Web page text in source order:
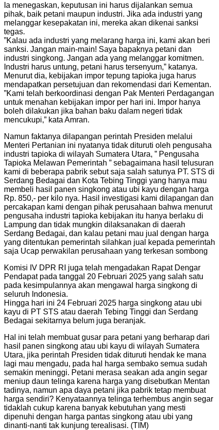
Ia menegaskan, keputusan ini harus dijalankan semua
pihak, baik petani maupun industri. Jika ada industri yang
melanggar kesepakatan ini, mereka akan dikenai sanksi
tegas.
”Kalau ada industri yang melarang harga ini, kami akan beri
sanksi. Jangan main-main! Saya bapaknya petani dan
industri singkong. Jangan ada yang melanggar komitmen.
Industri harus untung, petani harus tersenyum,” katanya.
Menurut dia, kebijakan impor tepung tapioka juga harus
mendapatkan persetujuan dan rekomendasi dari Kementan.
”Kami telah berkoordinasi dengan Pak Menteri Perdagangan
untuk menahan kebijakan impor per hari ini. Impor hanya
boleh dilakukan jika bahan baku dalam negeri tidak
mencukupi,” kata Amran.
Namun faktanya dilapangan perintah Presiden melalui
Menteri Pertanian ini nyatanya tidak dituruti oleh pengusaha
industri tapioka di wilayah Sumatera Utara, ” Pengusaha
Tapioka Melawan Pemerintah ” sebagaimana hasil telusuran
kami di beberapa pabrik sebut saja salah satunya PT. STS di
Serdang Bedagai dan Kota Tebing Tinggi yang hanya mau
membeli hasil panen singkong atau ubi kayu dengan harga
Rp. 850,- per kilo nya. Hasil investigasi kami dilapangan dan
percakapan kami dengan pihak perusahaan bahwa menurut
pengusaha industri tapioka kebijakan itu hanya berlaku di
Lampung dan tidak mungkin dilaksanakan di daerah
Serdang Bedagai, dan kalau petani mau jual dengan harga
yang ditentukan pemerintah silahkan jual kepada pemerintah
saja Ucap perwakilan perusahaan yang terkesan sombong
Komisi IV DPR RI juga telah mengadakan Rapat Dengar
Pendapat pada tanggal 20 Februari 2025 yang salah satu
pada kesimpulannya akan mengawal harga singkong di
seluruh Indonesia.
Hingga hari ini 24 Februari 2025 harga singkong atau ubi
kayu di PT STS atau daerah Tebing Tinggi dan Serdang
Bedagai sekitarnya belum juga beranjak.
Hal ini telah membuat gusar para petani yang berharap dari
hasil panen singkong atau ubi kayu di wilayah Sumatera
Utara, jika perintah Presiden tidak dituruti hendak ke mana
lagi mau mengadu, pada hal harga sembako semua sudah
semakin meninggi. Petani merasa seakan ada angin segar
meniup daun telinga karena harga yang disebutkan Mentan
tadinya, namun apa daya petani jika pabrik tetap membuat
harga sendiri? Kenyataannya telinga terhembus angin segar
tidaklah cukup karena banyak kebutuhan yang mesti
dipenuhi dengan harga pantas singkong atau ubi yang
dinanti-nanti tak kunjung terealisasi. (TIM)